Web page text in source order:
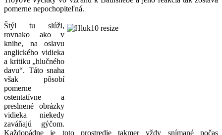
pomerne nepochopiteľná.
Štýl tu slúži,
rovnako ako v
knihe, na oslavu
anglického vidieka
a kritiku „hlučného
davu“. Táto snaha
však pôsobí
pomerne
ostentatívne a
preslnené obrázky
vidieka niekedy
zaváňajú gýčom.
Každopádne je toto prostredie takmer vždy snímané počas